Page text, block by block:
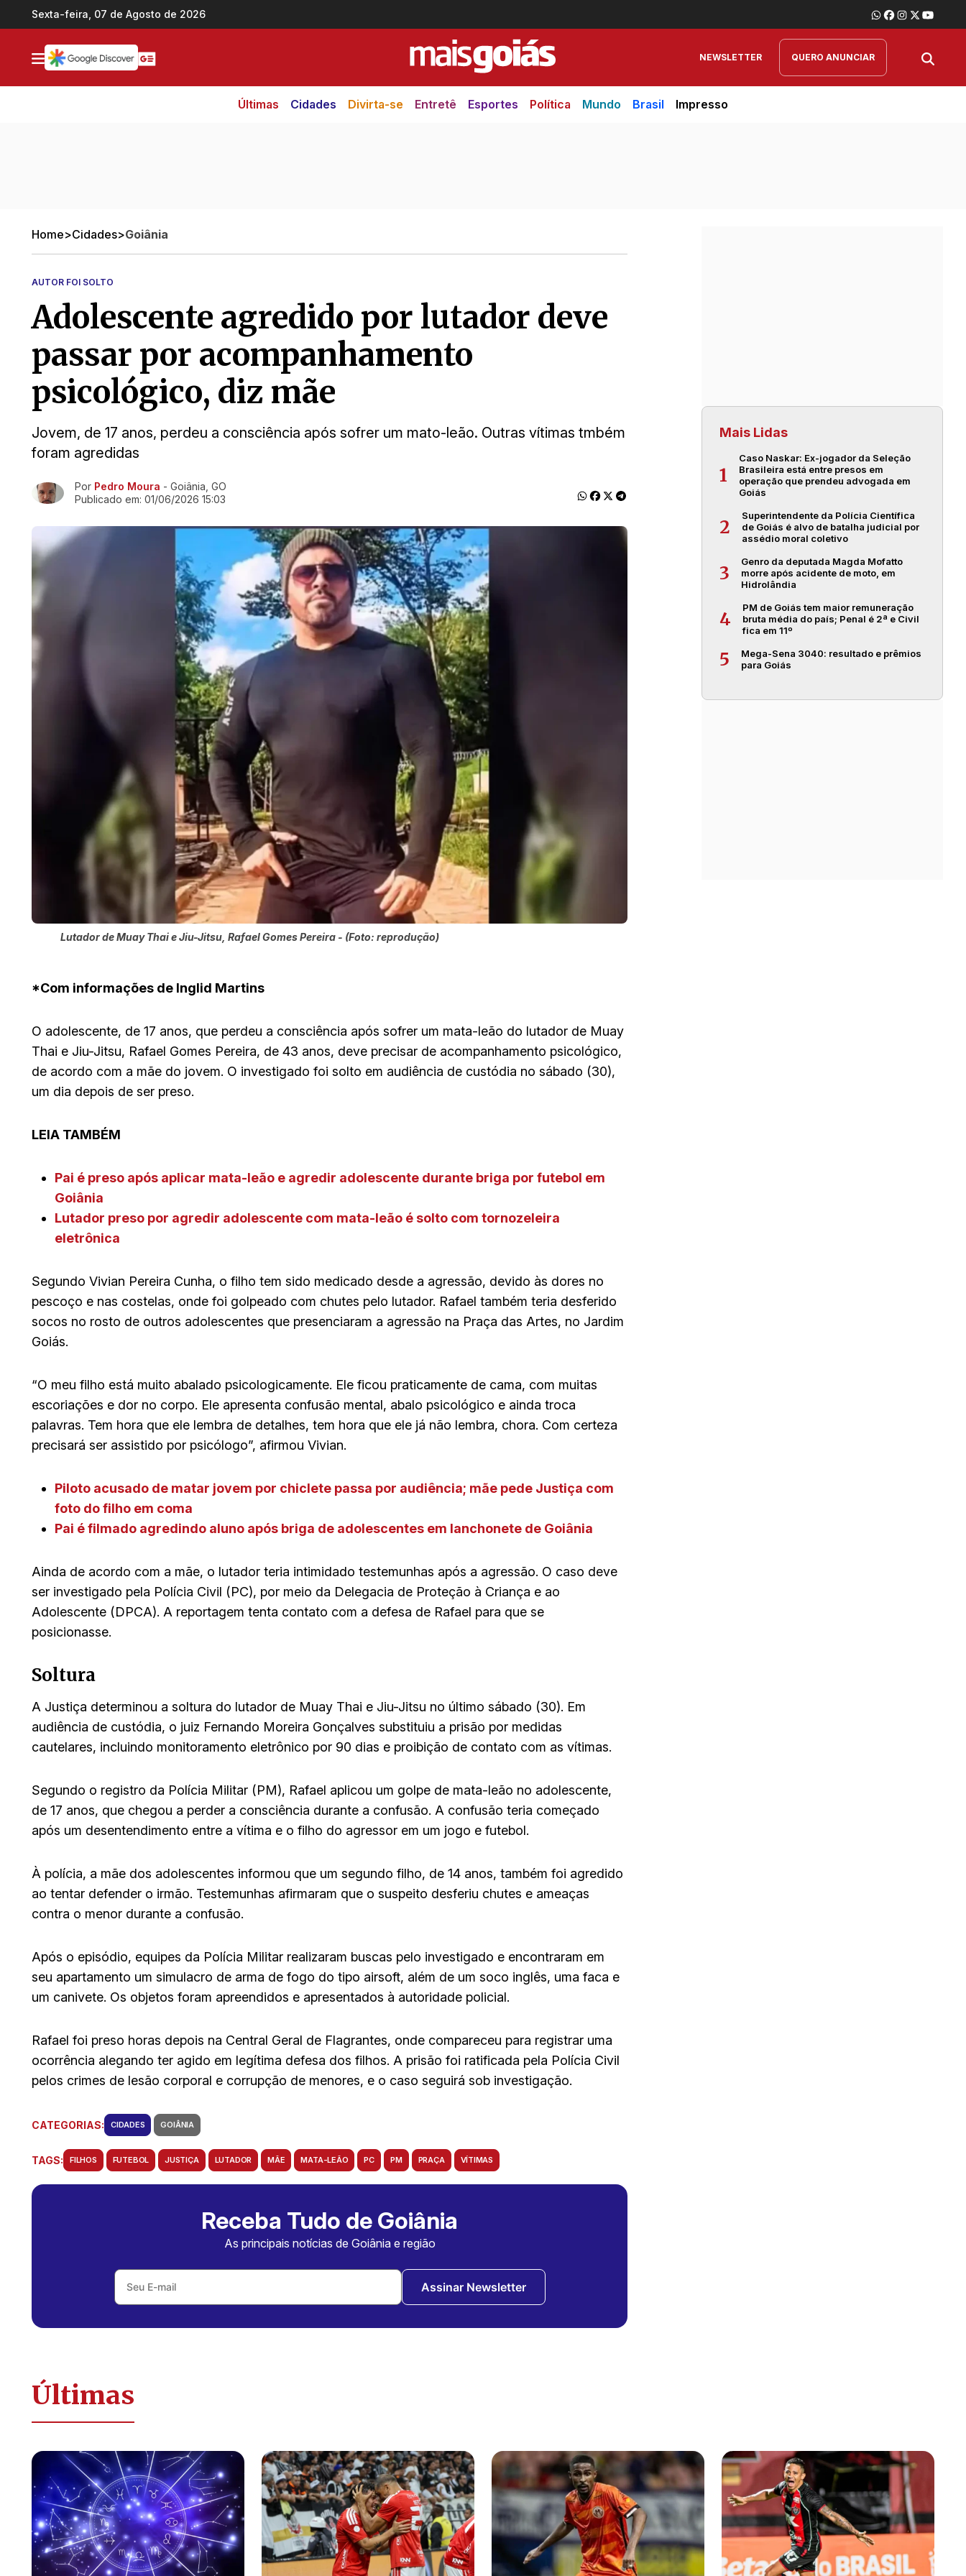
Ir direto pro conteúdo
Sexta-feira, 07 de Agosto de 2026
NEWSLETTER QUERO ANUNCIAR
Últimas Cidades Divirta-se Entretê Esportes Política Mundo Brasil Impresso
Home>Cidades>Goiânia
AUTOR FOI SOLTO
Adolescente agredido por lutador deve
passar por acompanhamento
psicológico, diz mãe
Jovem, de 17 anos, perdeu a consciência após sofrer um mato-leão. Outras vítimas tmbém
foram agredidas
Ir direto pra matéria
Por Pedro Moura - Goiânia, GO
Publicado em: 01/06/2026 15:03
Lutador de Muay Thai e Jiu-Jitsu, Rafael Gomes Pereira - (Foto: reprodução)
*Com informações de Inglid Martins
O adolescente, de 17 anos, que perdeu a consciência após sofrer um mata-leão do lutador de Muay
Thai e Jiu-Jitsu, Rafael Gomes Pereira, de 43 anos, deve precisar de acompanhamento psicológico,
de acordo com a mãe do jovem. O investigado foi solto em audiência de custódia no sábado (30),
um dia depois de ser preso.
LEIA TAMBÉM
Pai é preso após aplicar mata-leão e agredir adolescente durante briga por futebol em
Goiânia
Lutador preso por agredir adolescente com mata-leão é solto com tornozeleira
eletrônica
Segundo Vivian Pereira Cunha, o filho tem sido medicado desde a agressão, devido às dores no
pescoço e nas costelas, onde foi golpeado com chutes pelo lutador. Rafael também teria desferido
socos no rosto de outros adolescentes que presenciaram a agressão na Praça das Artes, no Jardim
Goiás.
“O meu filho está muito abalado psicologicamente. Ele ficou praticamente de cama, com muitas
escoriações e dor no corpo. Ele apresenta confusão mental, abalo psicológico e ainda troca
palavras. Tem hora que ele lembra de detalhes, tem hora que ele já não lembra, chora. Com certeza
precisará ser assistido por psicólogo”, afirmou Vivian.
Piloto acusado de matar jovem por chiclete passa por audiência; mãe pede Justiça com
foto do filho em coma
Pai é filmado agredindo aluno após briga de adolescentes em lanchonete de Goiânia
Ainda de acordo com a mãe, o lutador teria intimidado testemunhas após a agressão. O caso deve
ser investigado pela Polícia Civil (PC), por meio da Delegacia de Proteção à Criança e ao
Adolescente (DPCA). A reportagem tenta contato com a defesa de Rafael para que se
posicionasse.
Soltura
A Justiça determinou a soltura do lutador de Muay Thai e Jiu-Jitsu no último sábado (30). Em
audiência de custódia, o juiz Fernando Moreira Gonçalves substituiu a prisão por medidas
cautelares, incluindo monitoramento eletrônico por 90 dias e proibição de contato com as vítimas.
Segundo o registro da Polícia Militar (PM), Rafael aplicou um golpe de mata-leão no adolescente,
de 17 anos, que chegou a perder a consciência durante a confusão. A confusão teria começado
após um desentendimento entre a vítima e o filho do agressor em um jogo e futebol.
À polícia, a mãe dos adolescentes informou que um segundo filho, de 14 anos, também foi agredido
ao tentar defender o irmão. Testemunhas afirmaram que o suspeito desferiu chutes e ameaças
contra o menor durante a confusão.
Após o episódio, equipes da Polícia Militar realizaram buscas pelo investigado e encontraram em
seu apartamento um simulacro de arma de fogo do tipo airsoft, além de um soco inglês, uma faca e
um canivete. Os objetos foram apreendidos e apresentados à autoridade policial.
Rafael foi preso horas depois na Central Geral de Flagrantes, onde compareceu para registrar uma
ocorrência alegando ter agido em legítima defesa dos filhos. A prisão foi ratificada pela Polícia Civil
pelos crimes de lesão corporal e corrupção de menores, e o caso seguirá sob investigação.
CATEGORIAS: CIDADES GOIÂNIA
TAGS: FILHOS FUTEBOL JUSTIÇA LUTADOR MÃE MATA-LEÃO PC PM PRAÇA VÍTIMAS
Receba Tudo de Goiânia
As principais notícias de Goiânia e região
Assinar Newsletter
Mais Lidas
1
Caso Naskar: Ex-jogador da Seleção
Brasileira está entre presos em
operação que prendeu advogada em
Goiás
2
Superintendente da Polícia Científica
de Goiás é alvo de batalha judicial por
assédio moral coletivo
3
Genro da deputada Magda Mofatto
morre após acidente de moto, em
Hidrolândia
4
PM de Goiás tem maior remuneração
bruta média do país; Penal é 2ª e Civil
fica em 11º
5
Mega-Sena 3040: resultado e prêmios
para Goiás
Últimas